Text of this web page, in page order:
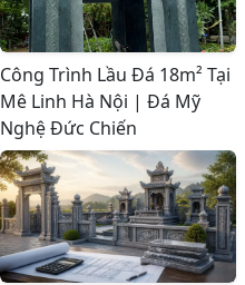
Công Trình Lầu Đá 18m² Tại
Mê Linh Hà Nội | Đá Mỹ
Nghệ Đức Chiến